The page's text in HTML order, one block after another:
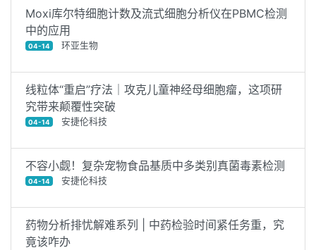
Moxi库尔特细胞计数及流式细胞分析仪在PBMC检测
中的应用
04-14 环亚生物
线粒体“重启”疗法｜攻克儿童神经母细胞瘤，这项研
究带来颠覆性突破
04-14 安捷伦科技
不容小觑！复杂宠物食品基质中多类别真菌毒素检测
04-14 安捷伦科技
药物分析排忧解难系列 | 中药检验时间紧任务重，究
竟该咋办